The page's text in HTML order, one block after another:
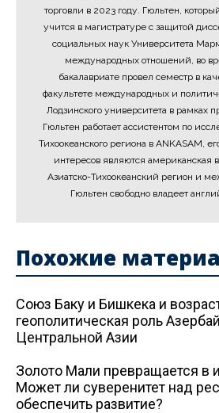
торговли в 2023 году. Гюльтен,
учится в магистратуре с защитой
социальных наук Университета
международных отношений, во
бакалавриате провел семестр в
факультете международных и
Лодзинского университета в рамках
Гюльтен работает ассистентом по
Тихоокеанского региона в ANKASAM,
интересов являются американская
Азиатско-Тихоокеанский регион и
Гюльтен свободно владеет
Похожие
Союз Баку и Бишкека и
геополитическая роль
Центральной Азии
Золото Мали превращается в
Может ли суверенитет над
обеспечить развитие?